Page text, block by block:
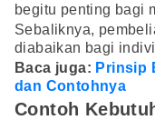
begitu penting bagi
Sebaliknya,
diabaikan bagi
Baca juga: Prinsip
dan Contohnya
Contoh